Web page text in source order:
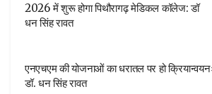
2026 में शुरू होगा पिथौरागढ़ मेडिकल कॉलेज: डॉ
धन सिंह रावत
एनएचएम की योजनाओं का धरातल पर हो
डॉ. धन सिंह रावत